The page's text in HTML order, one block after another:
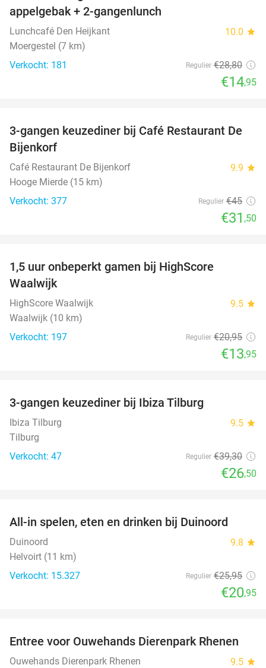
appelgebak + 2-gangenlunch
Lunchcafé Den Heijkant 10.0 star
Moergestel (7 km)
Verkocht: 181
Regulier €28,80
€14,95
30%
3-gangen keuzediner bij Café Restaurant De
Bijenkorf
Café Restaurant De Bijenkorf 9.9 star
Hooge Mierde (15 km)
Verkocht: 377
Regulier €45
€31 ,50
1,5 uur onbeperkt gamen bij HighScore
Waalwijk
HighScore Waalwijk 9.5 star
Waalwijk (10 km)
Verkocht: 197
Regulier €20,95
€13,95
3-gangen keuzediner bij Ibiza Tilburg
Ibiza Tilburg 9.5 star
Tilburg
Verkocht: 47
Regulier €39,30
€26,50
All-in spelen, eten en drinken bij Duinoord
Duinoord 9.8 star
Helvoirt (11 km)
Verkocht: 15.327
Regulier €25,95
€20,95
19%
Entree voor Ouwehands Dierenpark Rhenen
Ouwehands Dierenpark Rhenen 9.5 star